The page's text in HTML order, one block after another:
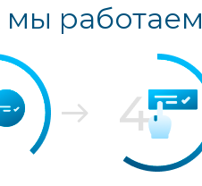
мы работаем